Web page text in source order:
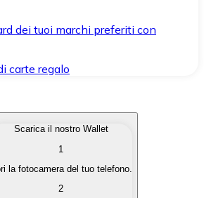
dei tuoi marchi preferiti con
carte regalo
che ti interessano in modo
Scarica il nostro Wallet
1
la fotocamera del tuo telefono.
2